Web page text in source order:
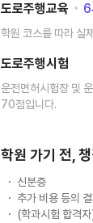
도로주행교육 ･ 6
학원 코스를 따라 실
도로주행시험
운전면허시험장 및
70점입니다.
학원 가기 전,
신분증
추가 비용 등의
(학과시험 합격